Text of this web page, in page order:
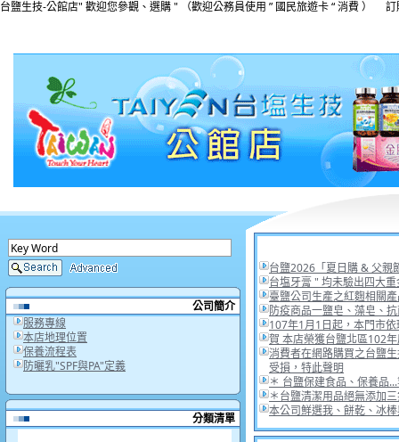
台鹽生技-公館店" 歡迎您參觀、選購 " （歡迎公務員使用 ” 國民旅遊卡 “ 消費 ）
公司簡介
服務專線
本店地理位置
保養流程表
防曬乳"SPF與PA"定義
分類清單
台鹽2026「夏日購 & 父親
台塩牙膏 " 均未驗出四大
臺鹽公司生產之紅麴相關
防疫商品一鹽皂、藻皂、
107年1月1日起，本門市
賀 本店榮獲台鹽北區102
消費者在網路購買之台鹽
受損，特此聲明
＊ 台鹽保建食品、保養品
＊台鹽清潔用品絕無添加
本公司鮮選我、餅乾、冰